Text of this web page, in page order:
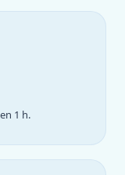
1 h.